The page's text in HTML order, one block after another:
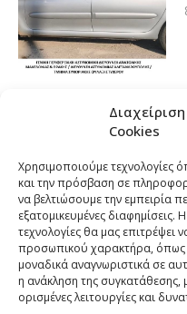
Cookies
Χρησιμοποιούμε τεχνολογίες
και την πρόσβαση σε
να βελτιώσουμε την εμπειρία
εξατομικευμένες διαφημίσεις.
τεχνολογίες θα μας επιτρέψει
προσωπικού χαρακτήρα, όπως
μοναδικά αναγνωριστικά σε
η ανάκληση της συγκατάθεσης,
ορισμένες λειτουργίες και